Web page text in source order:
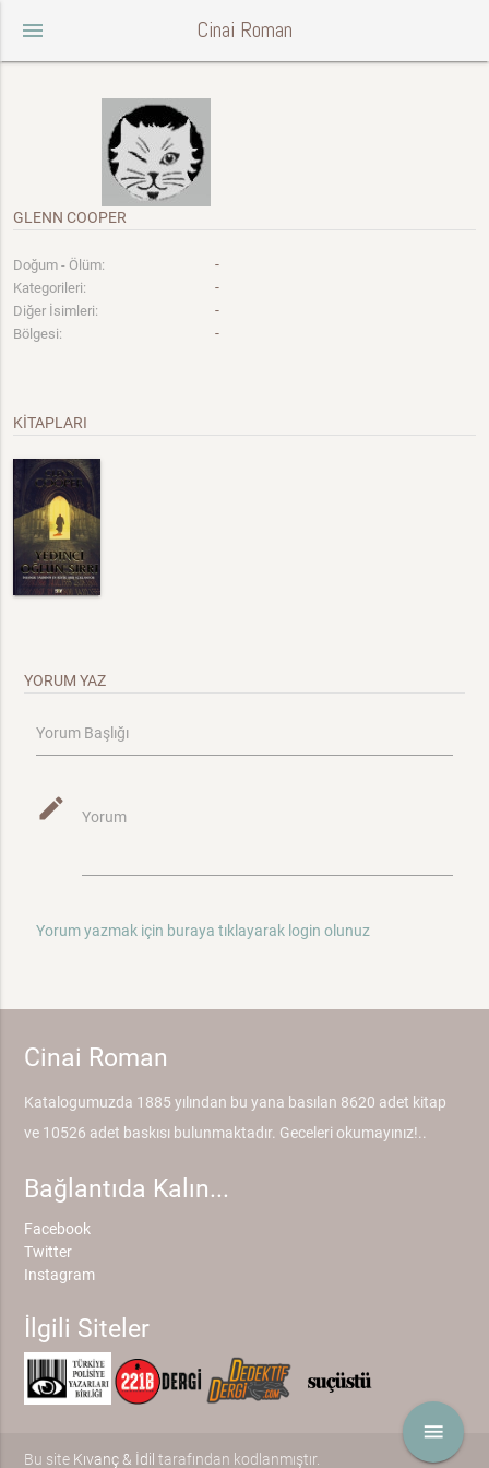
menu Cinai Roman
menu
GLENN COOPER
Doğum - Ölüm: -
Kategorileri: -
Diğer İsimleri: -
Bölgesi: -
KİTAPLARI
YORUM YAZ
Yorum Başlığı
mode_edit Yorum
Yorum yazmak için buraya tıklayarak login olunuz
Cinai Roman
Katalogumuzda 1885 yılından bu yana basılan 8620 adet kitap
ve 10526 adet baskısı bulunmaktadır. Geceleri okumayınız!..
Bağlantıda Kalın...
Facebook
Twitter
Instagram
İlgili Siteler
Bu site Kıvanç & İdil tarafından kodlanmıştır.